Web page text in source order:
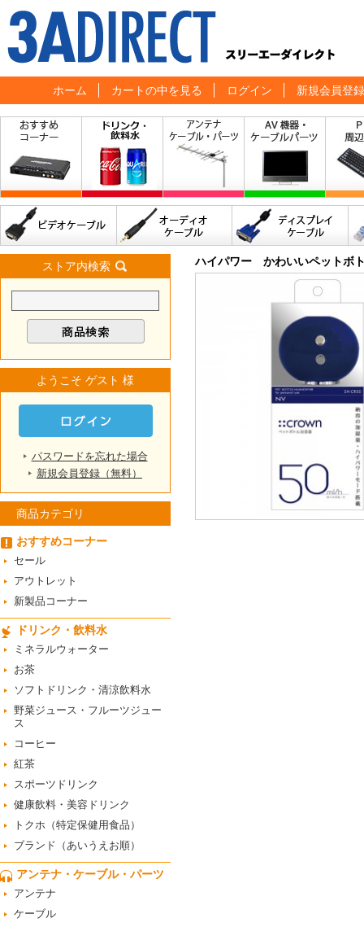
ホーム カートの中を見る ログイン 新規会員登録
ストア内検索
ようこそ ゲスト 様
パスワードを忘れた場合
新規会員登録（無料）
商品カテゴリ
おすすめコーナー
セール
アウトレット
新製品コーナー
ドリンク・飲料水
ミネラルウォーター
お茶
ソフトドリンク・清涼飲料水
野菜ジュース・フルーツジュー
ス
コーヒー
紅茶
スポーツドリンク
健康飲料・美容ドリンク
トクホ（特定保健用食品）
ブランド（あいうえお順）
アンテナ・ケーブル・パーツ
アンテナ
ケーブル
ハイパワー かわいいペットボ